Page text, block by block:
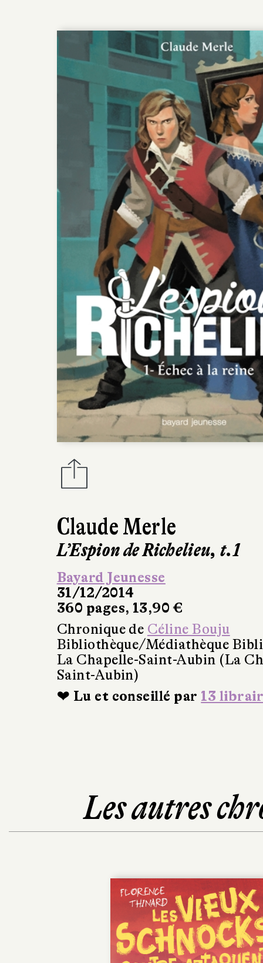
Claude Merle
L’Espion de Richelieu, t.1
Bayard Jeunesse
31/12/2014
360 pages, 13,90 €
Chronique de Céline Bouju
Bibliothèque/Médiathèque
La Chapelle-Saint-Aubin (La
Saint-Aubin)
❤ Lu et conseillé par 13
Les autres